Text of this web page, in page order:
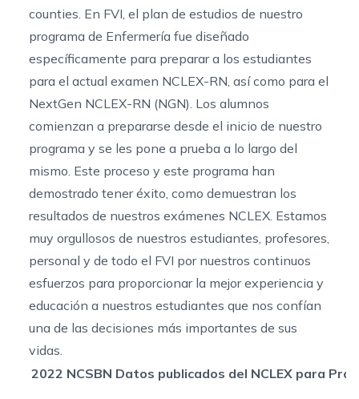
counties. En FVI, el plan de estudios de nuestro
programa de Enfermería fue diseñado
específicamente para preparar a los estudiantes
para el actual examen NCLEX-RN, así como para el
NextGen NCLEX-RN (NGN). Los alumnos
comienzan a prepararse desde el inicio de nuestro
programa y se les pone a prueba a lo largo del
mismo. Este proceso y este programa han
demostrado tener éxito, como demuestran los
resultados de nuestros exámenes NCLEX. Estamos
muy orgullosos de nuestros estudiantes, profesores,
personal y de todo el FVI por nuestros continuos
esfuerzos para proporcionar la mejor experiencia y
educación a nuestros estudiantes que nos confían
una de las decisiones más importantes de sus
vidas.
2022 NCSBN Datos publicados del NCLEX para